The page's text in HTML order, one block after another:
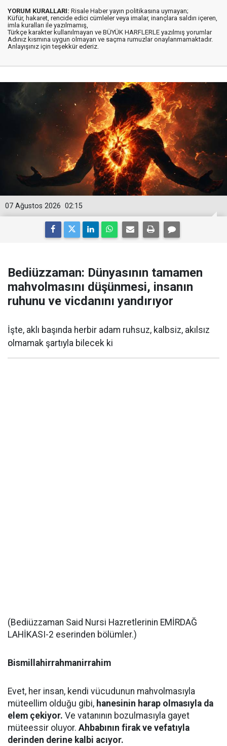
YORUM KURALLARI: Risale Haber yayın politikasına uymayan;
Küfür, hakaret, rencide edici cümleler veya imalar, inançlara saldırı içeren,
imla kuralları ile yazılmamış,
Türkçe karakter kullanılmayan ve BÜYÜK HARFLERLE yazılmış yorumlar
Adınız kısmına uygun olmayan ve saçma rumuzlar onaylanmamaktadır.
Anlayışınız için teşekkür ederiz.
02:15
07 Ağustos 2026
Bediüzzaman: Dünyasının tamamen
mahvolmasını düşünmesi, insanın
ruhunu ve vicdanını yandırıyor
İşte, aklı başında herbir adam ruhsuz, kalbsiz, akılsız
olmamak şartıyla bilecek ki
(Bediüzzaman Said Nursi Hazretlerinin EMİRDAĞ
LAHİKASI-2 eserinden bölümler.)
Bismillahirrahmanirrahim
Evet, her insan, kendi vücudunun mahvolmasıyla
müteellim olduğu gibi, hanesinin harap olmasıyla da
elem çekiyor. Ve vatanının bozulmasıyla gayet
müteessir oluyor. Ahbabının firak ve vefatıyla
derinden derine kalbi acıyor.